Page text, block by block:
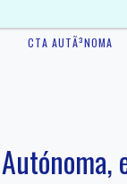
CTA AUTÃ³NOMA